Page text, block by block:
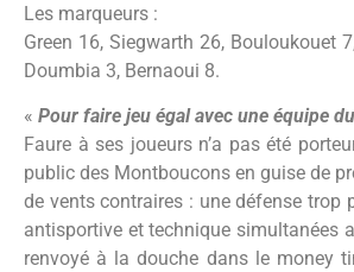
Les marqueurs :
Green 16, Siegwarth 26, Bouloukouet
Doumbia 3, Bernaoui 8.
« Pour faire jeu égal avec une équipe
Faure à ses joueurs n’a pas été
public des Montboucons en guise de
de vents contraires : une défense trop
antisportive et technique simultanées
renvoyé à la douche dans le money